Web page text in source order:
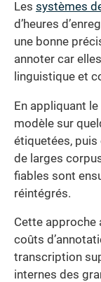
Les systèmes
d’heures
une bonne
annoter car
linguistique et
En appliquant
modèle sur
étiquetées,
de larges
fiables sont
réintégrés.
Cette approche
coûts
transcription
internes des